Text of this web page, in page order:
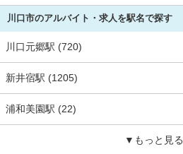
川口市のアルバイト・求人を駅名で探す
川口元郷駅 (720)
新井宿駅 (1205)
浦和美園駅 (22)
▼もっと見る